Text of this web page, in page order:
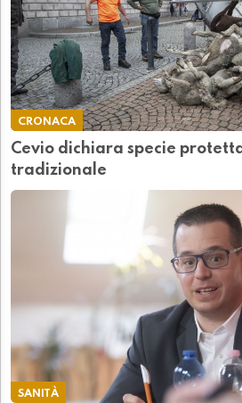
CRONACA
Cevio dichiara specie
tradizionale
SANITÀ